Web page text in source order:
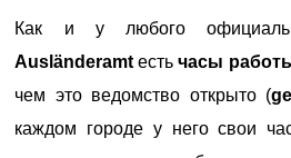
Как и у любого
Ausländeramt естьчасы
чем это ведомство открыто (
каждом городе у него свои